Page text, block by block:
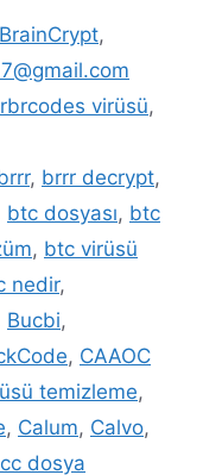
BrainCrypt,
virüsü,
, brrr decrypt,
btc dosyası, btc
, btc virüsü
nedir,
Bucbi,
, CAAOC
temizleme,
, Calum, Calvo,
dosya